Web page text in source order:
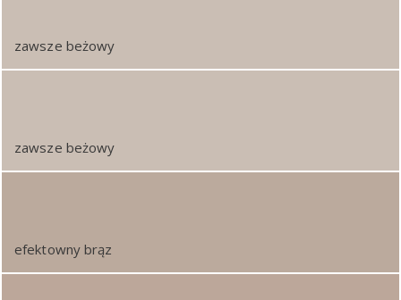
zawsze beżowy
zawsze beżowy
efektowny brąz